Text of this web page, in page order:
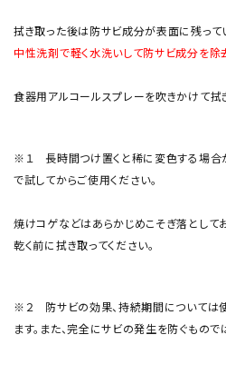
拭き取った後は防サビ成分が表面に残って
中性洗剤で軽く水洗いして防サビ成分を除
食器用アルコールスプレーを吹きかけて拭
※１ 長時間つけ置くと稀に変色する場合
で試してからご使用ください。
焼けコゲなどはあらかじめこそぎ落として
乾く前に拭き取ってください。
※２ 防サビの効果、持続期間については
ます。また、完全にサビの発生を防ぐもので